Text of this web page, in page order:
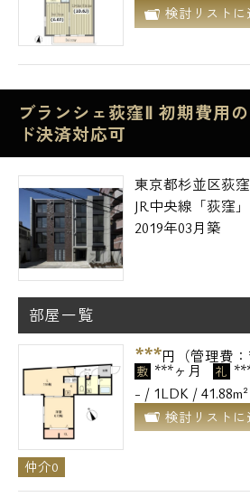
検討リストに
ブランシェ荻窪Ⅱ 初期費用
ド決済対応可
東京都杉並区荻
JR中央線「荻窪
2019年03月築
部屋一覧
***円（管理費：
敷 ***ヶ月 礼
- / 1LDK / 41.88m²
検討リストに
仲介0